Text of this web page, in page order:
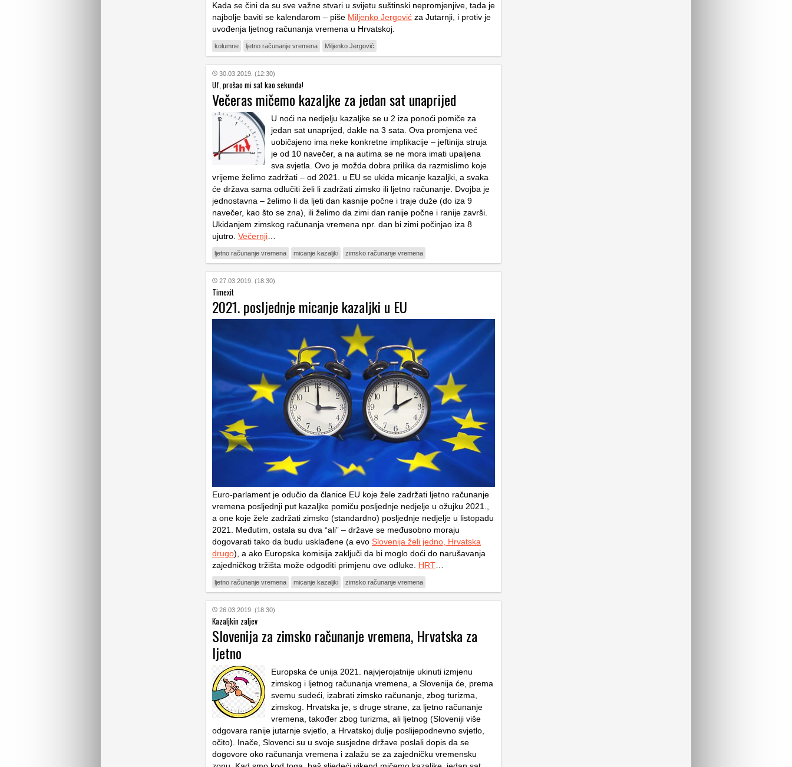
Kada se čini da su sve važne stvari u svijetu suštinski nepromjenjive, tada je
najbolje baviti se kalendarom – piše Miljenko Jergović za Jutarnji, i protiv je
uvođenja ljetnog računanja vremena u Hrvatskoj.
kolumne ljetno računanje vremena Miljenko Jergović
30.03.2019. (12:30)
Uf, prošao mi sat kao sekunda!
Večeras mičemo kazaljke za jedan sat unaprijed
U noći na nedjelju kazaljke se u 2 iza ponoći pomiče za
jedan sat unaprijed, dakle na 3 sata. Ova promjena već
uobičajeno ima neke konkretne implikacije – jeftinija struja
je od 10 navečer, a na autima se ne mora imati upaljena
sva svjetla. Ovo je možda dobra prilika da razmislimo koje
vrijeme želimo zadržati – od 2021. u EU se ukida micanje kazaljki, a svaka
će država sama odlučiti želi li zadržati zimsko ili ljetno računanje. Dvojba je
jednostavna – želimo li da ljeti dan kasnije počne i traje duže (do iza 9
navečer, kao što se zna), ili želimo da zimi dan ranije počne i ranije završi.
Ukidanjem zimskog računanja vremena npr. dan bi zimi počinjao iza 8
ujutro. Večernji
ljetno računanje vremena micanje kazaljki zimsko računanje vremena
27.03.2019. (18:30)
Timexit
2021. posljednje micanje kazaljki u EU
Euro-parlament je odučio da članice EU koje žele zadržati ljetno računanje
vremena posljednji put kazaljke pomiču posljednje nedjelje u ožujku 2021.,
a one koje žele zadržati zimsko (standardno) posljednje nedjelje u listopadu
2021. Međutim, ostala su dva “ali” – države se međusobno moraju
dogovarati tako da budu usklađene (a evo Slovenija želi jedno, Hrvatska
drugo), a ako Europska komisija zaključi da bi moglo doći do narušavanja
zajedničkog tržišta može odgoditi primjenu ove odluke. HRT
ljetno računanje vremena micanje kazaljki zimsko računanje vremena
26.03.2019. (18:30)
Kazaljkin zaljev
Slovenija za zimsko računanje vremena, Hrvatska za
ljetno
Europska će unija 2021. najvjerojatnije ukinuti izmjenu
zimskog i ljetnog računanja vremena, a Slovenija će, prema
svemu sudeći, izabrati zimsko računanje, zbog turizma,
zimskog. Hrvatska je, s druge strane, za ljetno računanje
vremena, također zbog turizma, ali ljetnog (Sloveniji više
odgovara ranije jutarnje svjetlo, a Hrvatskoj dulje poslijepodnevno svjetlo,
očito). Inače, Slovenci su u svoje susjedne države poslali dopis da se
dogovore oko računanja vremena i zalažu se za zajedničku vremensku